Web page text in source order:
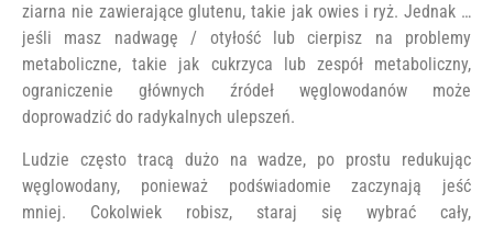
ziarna nie zawierające glutenu, takie jak owies i ryż. Jednak …
jeśli masz nadwagę / otyłość lub cierpisz na problemy
metaboliczne, takie jak cukrzyca lub zespół metaboliczny,
ograniczenie głównych źródeł węglowodanów może
doprowadzić do radykalnych ulepszeń.
Ludzie często tracą dużo na wadze, po prostu redukując
węglowodany, ponieważ podświadomie zaczynają jeść
mniej. Cokolwiek robisz, staraj się wybrać cały,